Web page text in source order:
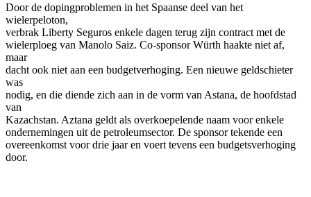
Door de dopingproblemen in het Spaanse deel van het
wielerpeloton,
verbrak Liberty Seguros enkele dagen terug zijn contract met de
wielerploeg van Manolo Saiz. Co-sponsor Würth haakte niet af,
maar
dacht ook niet aan een budgetverhoging. Een nieuwe geldschieter
was
nodig, en die diende zich aan in de vorm van Astana, de hoofdstad
van
Kazachstan. Aztana geldt als overkoepelende naam voor enkele
ondernemingen uit de petroleumsector. De sponsor tekende een
overeenkomst voor drie jaar en voert tevens een budgetsverhoging
door.